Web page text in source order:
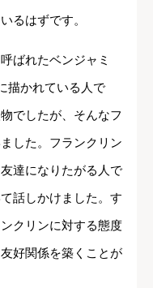
るはずです。
ばれたベンジャミ
描かれている人で
でしたが、そんなフ
した。フランクリン
達になりたがる人で
話しかけました。す
クリンに対する態度
好関係を築くことが